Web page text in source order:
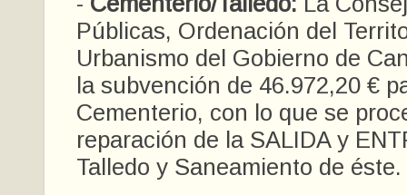
Públicas, Ordenación del
Urbanismo del Gobierno de
la subvención de 46.972,20 €
Cementerio, con lo que se
reparación de la SALIDA y
Talledo y Saneamiento de éste.